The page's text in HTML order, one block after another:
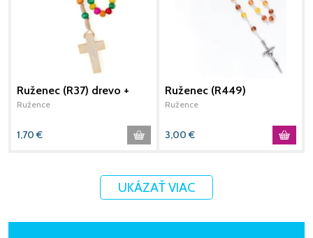
Ruženec (R37) drevo +
šnúrka - detský
Ružence
1,70 €
Ruženec (R449)
Ružence
3,00 €
UKÁZAŤ VIAC